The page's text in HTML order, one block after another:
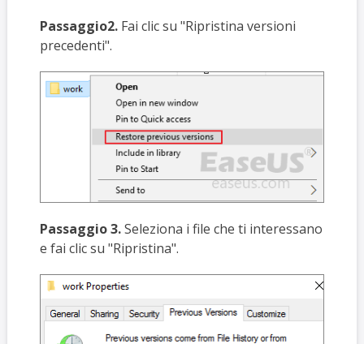
Passaggio2.Fai clic su "Ripristina versioni
precedenti".
Passaggio 3.Seleziona i file che ti interessano
e fai clic su "Ripristina".